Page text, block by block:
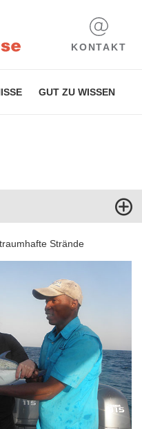
KONTAKT
GUT ZU WISSEN
Strände